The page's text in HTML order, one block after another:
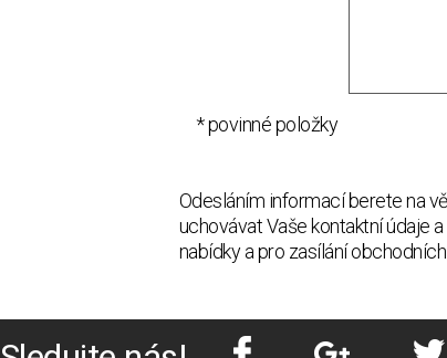
* povinné položky
Odesláním informací berete na
uchovávat Vaše kontaktní údaje
nabídky a pro zasílání